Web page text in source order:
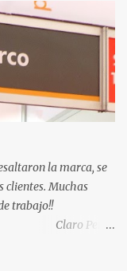
la marca, se
clientes. Muchas
trabajo!!
Claro Perú